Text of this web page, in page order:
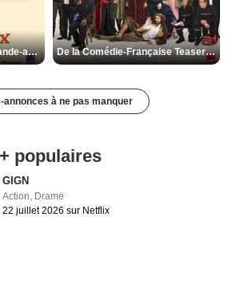
Les Matins merveilleux Bande-annonce VF De la Comédie-Française Teaser VF
annonces à ne pas manquer
populaires
GIGN
Action, Drame
22 juillet 2026 sur Netflix